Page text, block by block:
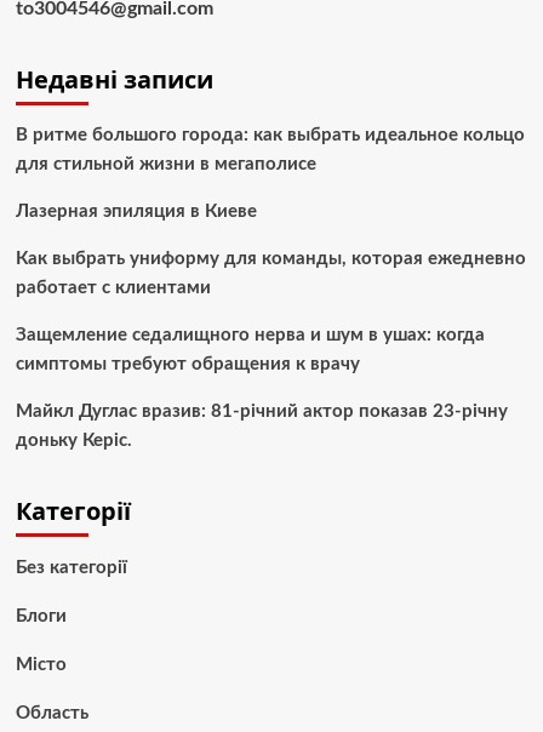
to3004546@gmail.com
Недавні записи
В ритме большого города: как выбрать идеальное кольцо
для стильной жизни в мегаполисе
Лазерная эпиляция в Киеве
Как выбрать униформу для команды, которая ежедневно
работает с клиентами
Защемление седалищного нерва и шум в ушах: когда
симптомы требуют обращения к врачу
Майкл Дуглас вразив: 81-річний актор показав 23-річну
доньку Керіс.
Категорії
Без категорії
Блоги
Місто
Область